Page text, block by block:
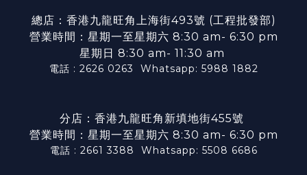
總店：香港九龍旺角上海街493號 (工程批發部)
營業時間：星期一至星期六 8:30 am- 6:30 pm
星期日 8:30 am- 11:30 am
電話 : 2626 0263 Whatsapp: 5988 1882
分店：香港九龍旺角新填地街455號
營業時間：星期一至星期六 8:30 am- 6:30 pm
電話 : 2661 3388 Whatsapp: 5508 6686